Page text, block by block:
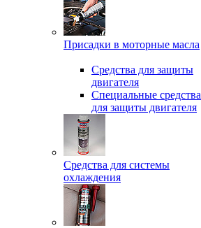
Присадки в моторные масла
Средства для защиты
двигателя
Специальныe средства
для защиты двигателя
Средства для системы
охлаждения